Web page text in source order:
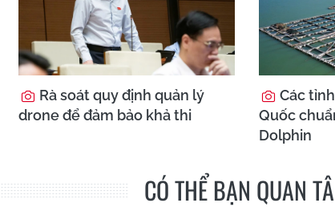
Rà soát quy định quản lý
drone để đảm bảo khả thi
Các
Quốc
Dolphin
CÓ THỂ BẠN QUAN